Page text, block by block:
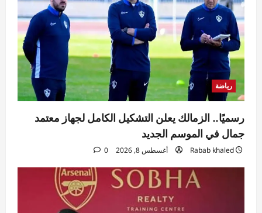
رياضة
رسميًا.. الزمالك يعلن التشكيل الكامل لجهاز معتمد
جمال في الموسم الجديد
Rabab khaled أغسطس 8, 2026 0